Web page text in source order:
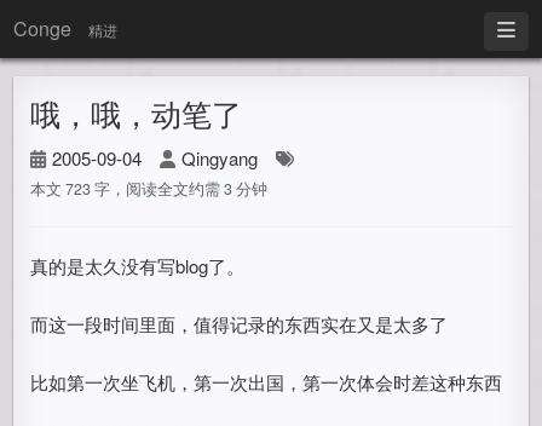
Conge 精进
哦，哦，动笔了
2005-09-04 Qingyang
本文 723 字，阅读全文约需 3 分钟
真的是太久没有写blog了。
而这一段时间里面，值得记录的东西实在又是太多了
比如第一次坐飞机，第一次出国，第一次体会时差这种东西